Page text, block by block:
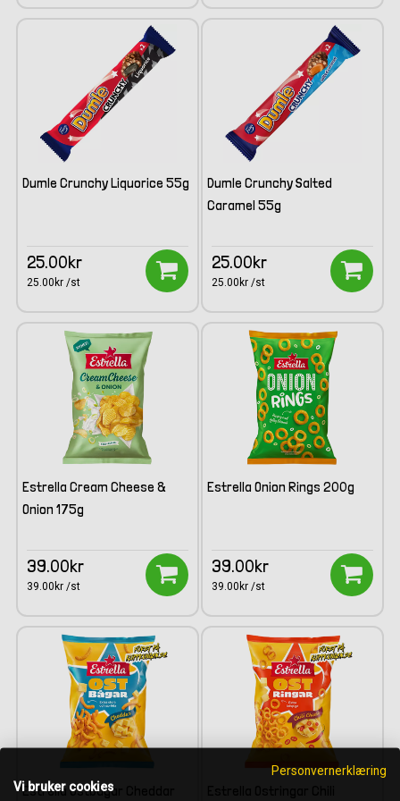
Dumle Crunchy Liquorice 55g
25.00kr
25.00kr /st
Dumle Crunchy Salted
Caramel 55g
25.00kr
25.00kr /st
Estrella Cream Cheese &
Onion 175g
39.00kr
39.00kr /st
Estrella Onion Rings 200g
39.00kr
39.00kr /st
Estrella Ostbågar Cheddar
Personvernerklæring
Vi bruker cookies